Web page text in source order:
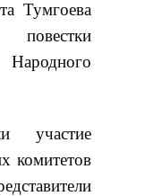
Тумгоева
Народного
участие
комитетов